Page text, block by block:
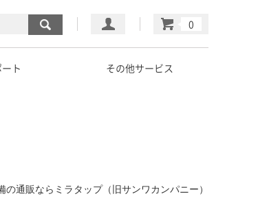
マイページ
カート
ト その他サービス
通販ならミラタップ（旧サンワカンパニー）